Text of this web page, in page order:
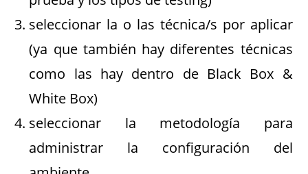
seleccionar la o las técnica/s por aplicar
(ya que también hay diferentes técnicas
como las hay dentro de Black Box &
White Box)
seleccionar la metodología para
administrar la configuración del